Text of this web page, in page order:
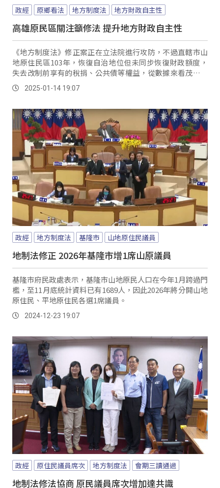
政經 原鄉看法 地方制度法 地方財政自主性
高雄原民區關注籲修法 提升地方財政自主性
《地方制度法》修正案正在立法院進行攻防，不過直轄市山
地原住民區103年，恢復自治地位但未同步恢復財政額度，
失去改制前享有的稅捐、公共債等權益，從數據來看茂林區
99年度統籌款約1億1千萬，桃源區、那瑪夏區則是5億左
右，但到了104年度茂林區僅剩9千萬、桃源、那瑪夏區也縮
瑪夏區10多年來發展受阻。
2025-01-14 19:07
政經 地方制度法 基隆市 山地原住民議員
地制法修正 2026年基隆市增1席山原議員
基隆市府民政處表示，基隆市山地原民人口在今年1月跨過門
檻，至11月底統計資料已有1689人，因此2026年將分開山地
原住民、平地原住民各選1席議員。
2024-12-23 19:07
政經 原住民議員席次 地方制度法 會期三讀通過
地制法修法協商 原民議員席次增加達共識